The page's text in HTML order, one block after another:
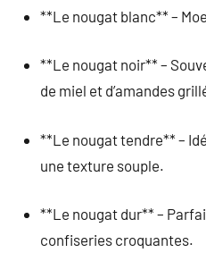
**Le nougat blanc** –
**Le nougat noir** –
de miel et d’amandes
**Le nougat tendre** –
une texture souple.
**Le nougat dur** –
confiseries croquantes.